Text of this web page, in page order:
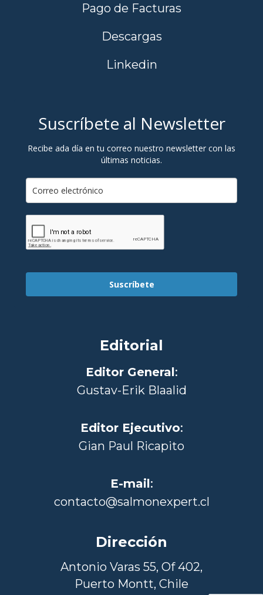
Pago de Facturas
Descargas
Linkedin
Suscríbete al Newsletter
Recibe ada día en tu correo nuestro newsletter con las
últimas noticias.
Suscríbete
Editorial
Editor General:
Gustav-Erik Blaalid
Editor Ejecutivo:
Gian Paul Ricapito
E-mail:
contacto@salmonexpert.cl
Dirección
Antonio Varas 55, Of 402,
Puerto Montt, Chile